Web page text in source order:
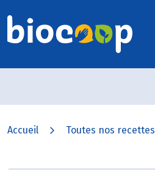
Accueil Toutes nos recettes